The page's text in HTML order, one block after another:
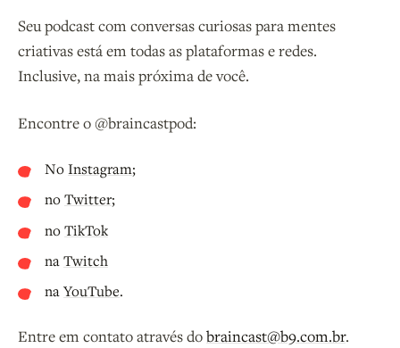
Seu podcast com conversas curiosas para mentes
criativas está em todas as plataformas e redes.
Inclusive, na mais próxima de você.
Encontre o @braincastpod:
NoInstagram;
noTwitter;
noTikTok
naTwitch
naYouTube.
Entre em contato através dobraincast@b9.com.br.